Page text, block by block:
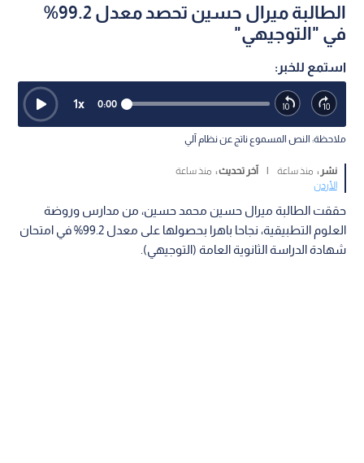
الطالبة ميرال حسين تحصد معدل 99.2%
في "التوجيهي"
استمع للخبر:
0:00
1x
ملاحظة: النص المسموع ناتج عن نظام آلي
نشر : منذ ساعة | آخر تحديث : منذ ساعة
الأردن
حققت الطالبة ميرال حسين محمد حسين، من مدارس وروضة
العلوم التطبيقية، نجاحا باهرا بحصولها على معدل 99.2% في امتحان
شهادة الدراسة الثانوية العامة (التوجيهي).